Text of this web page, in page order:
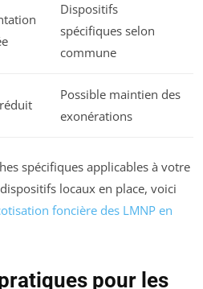
Dispositifs
spécifiques selon
commune
Possible maintien des
exonérations
spécifiques applicables à votre
locaux en place, voici
foncière des LMNP en
pour les